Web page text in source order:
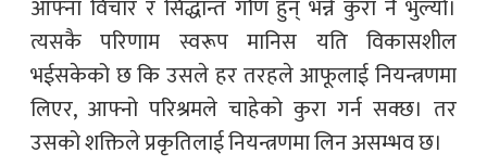
आफ्ना विचार र सिद्धान्त गौण हुन् भन्ने कुरा नै भुल्यो।
त्यसकै परिणाम स्वरूप मानिस यति विकासशील
भईसकेको छ कि उसले हर तरहले आफूलाई नियन्त्रणमा
लिएर, आफ्नो परिश्रमले चाहेको कुरा गर्न सक्छ। तर
उसको शक्तिले प्रकृतिलाई नियन्त्रणमा लिन असम्भव छ।